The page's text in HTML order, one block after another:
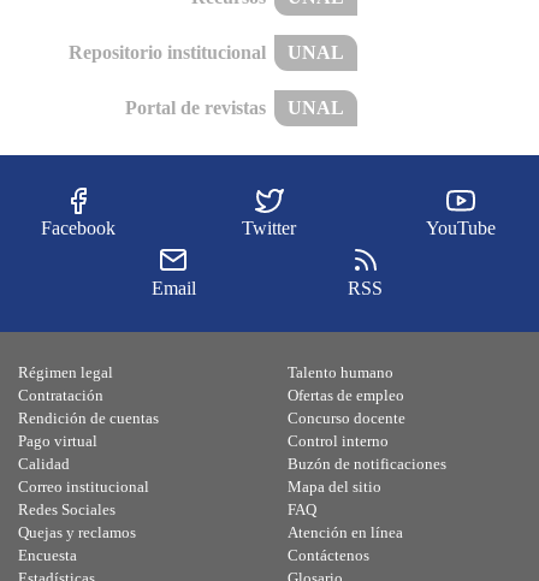
Repositorio institucional UNAL
Portal de revistas UNAL
Facebook Twitter YouTube
Email RSS
Régimen legal
Contratación
Rendición de cuentas
Pago virtual
Calidad
Talento humano
Ofertas de empleo
Concurso docente
Control interno
Buzón de notificaciones
Correo institucional
Redes Sociales
Quejas y reclamos
Encuesta
Mapa del sitio
FAQ
Atención en línea
Contáctenos